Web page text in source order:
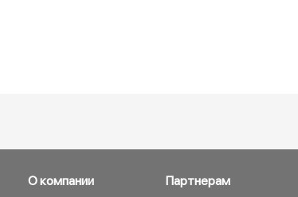
О компании Партнерам